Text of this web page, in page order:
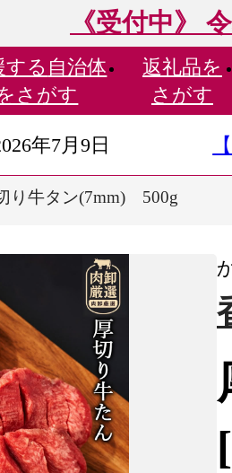
《受付中》
する 自治体
さがす
返礼品を
さがす
年7月9日
り牛タン(7mm) 500g